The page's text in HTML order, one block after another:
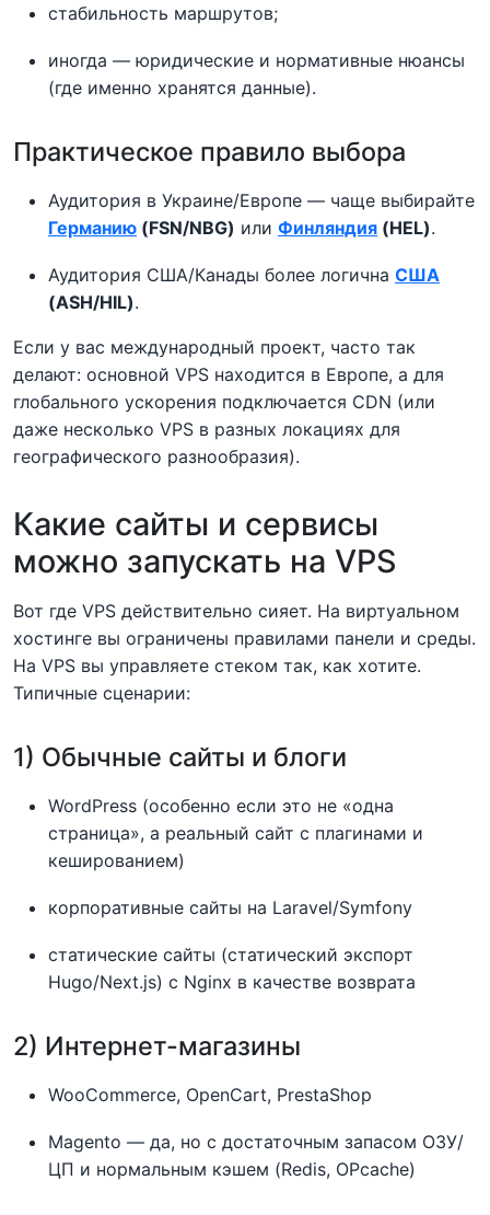
стабильность маршрутов;
иногда — юридические и нормативные нюансы
(где именно хранятся данные).
Практическое правило выбора
Аудитория в Украине/Европе — чаще выбирайте
Германию (FSN/NBG) или Финляндия (HEL).
Аудитория США/Канады более логична США
(ASH/HIL).
Если у вас международный проект, часто так
делают: основной VPS находится в Европе, а для
глобального ускорения подключается CDN (или
даже несколько VPS в разных локациях для
географического разнообразия).
Какие сайты и сервисы
можно запускать на VPS
Вот где VPS действительно сияет. На виртуальном
хостинге вы ограничены правилами панели и среды.
На VPS вы управляете стеком так, как хотите.
Типичные сценарии:
1) Обычные сайты и блоги
WordPress (особенно если это не «одна
страница», а реальный сайт с плагинами и
кешированием)
корпоративные сайты на Laravel/Symfony
статические сайты (статический экспорт
Hugo/Next.js) с Nginx в качестве возврата
2) Интернет-магазины
WooCommerce, OpenCart, PrestaShop
Magento — да, но с достаточным запасом ОЗУ/
ЦП и нормальным кэшем (Redis, OPcache)